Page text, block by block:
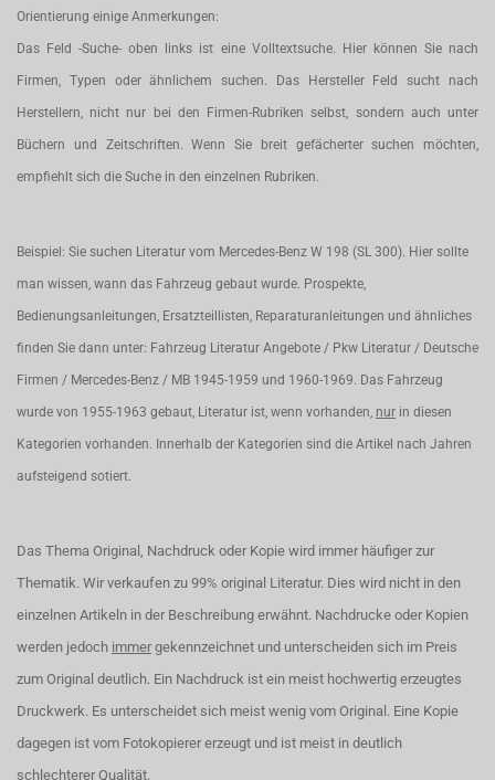
Orientierung einige Anmerkungen:
Das Feld -Suche- oben links ist eine Volltextsuche. Hier können Sie nach
Firmen, Typen oder ähnlichem suchen. Das Hersteller Feld sucht nach
Herstellern, nicht nur bei den Firmen-Rubriken selbst, sondern auch unter
Büchern und Zeitschriften. Wenn Sie breit gefächerter suchen möchten,
empfiehlt sich die Suche in den einzelnen Rubriken.
Beispiel: Sie suchen Literatur vom Mercedes-Benz W 198 (SL 300). Hier sollte
man wissen, wann das Fahrzeug gebaut wurde. Prospekte,
Bedienungsanleitungen, Ersatzteillisten, Reparaturanleitungen und ähnliches
finden Sie dann unter: Fahrzeug Literatur Angebote / Pkw Literatur / Deutsche
Firmen / Mercedes-Benz / MB 1945-1959 und 1960-1969. Das Fahrzeug
wurde von 1955-1963 gebaut, Literatur ist, wenn vorhanden, nur in diesen
Kategorien vorhanden. Innerhalb der Kategorien sind die Artikel nach Jahren
aufsteigend sotiert.
Das Thema Original, Nachdruck oder Kopie wird immer häufiger zur
Thematik. Wir verkaufen zu 99% original Literatur. Dies wird nicht in den
einzelnen Artikeln in der Beschreibung erwähnt. Nachdrucke oder Kopien
werden jedoch immer gekennzeichnet und unterscheiden sich im Preis
zum Original deutlich. Ein Nachdruck ist ein meist hochwertig erzeugtes
Druckwerk. Es unterscheidet sich meist wenig vom Original. Eine Kopie
dagegen ist vom Fotokopierer erzeugt und ist meist in deutlich
schlechterer Qualität.